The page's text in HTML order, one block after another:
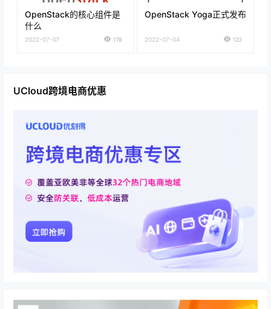
OpenStack的核心组件是
什么
2022-07-07 178
OpenStack Yoga正式发布
2022-07-04 123
UCloud跨境电商优惠